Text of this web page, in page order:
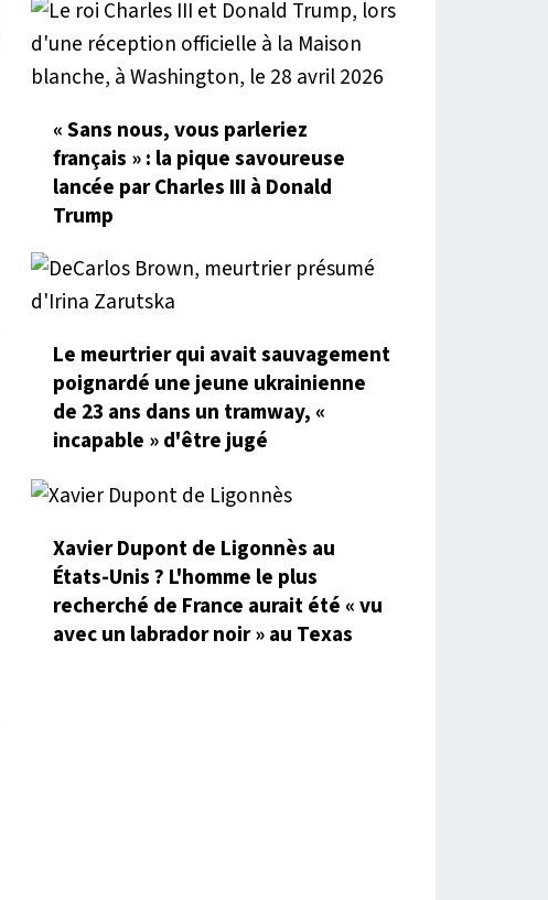
« Sans nous, vous parleriez
français » : la pique savoureuse
lancée par Charles III à Donald
Trump
Le meurtrier qui avait sauvagement
poignardé une jeune ukrainienne
de 23 ans dans un tramway, «
incapable » d'être jugé
Xavier Dupont de Ligonnès au
États-Unis ? L'homme le plus
recherché de France aurait été « vu
avec un labrador noir » au Texas